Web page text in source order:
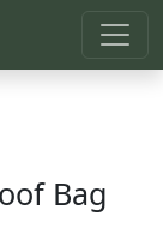
Bag